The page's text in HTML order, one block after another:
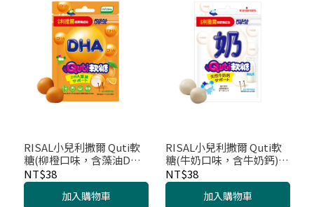
RISAL小兒利撒爾 Quti軟
糖(柳橙口味，含藻油DHA)
10粒
NT$38
加入購物車
RISAL小兒利撒爾 Quti軟
糖(牛奶口味，含牛奶鈣)
25g
NT$38
加入購物車